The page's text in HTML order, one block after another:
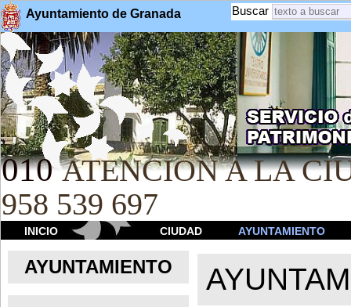
Ayuntamiento de Granada Buscar
010 ATENCION A LA
958 539 697
INICIO CIUDAD AYUNTAMIENTO
AYUNTAMIENTO